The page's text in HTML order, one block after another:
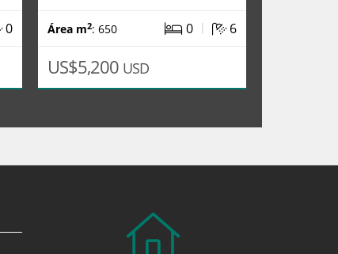
0 Área m2: 650 0 | 6
US$5,200 USD